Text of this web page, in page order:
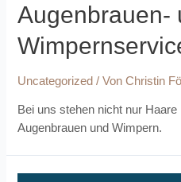
Augenbrauen-
Uncategorized / VonChristin
Bei uns stehen nicht nur
Augenbrauen und Wimpern.